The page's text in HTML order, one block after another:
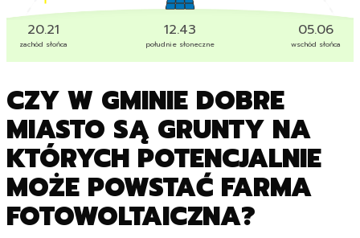
20.21
zachód słońca
12.43
południe słoneczne
05.06
wschód słońca
CZY W GMINIE DOBRE
MIASTO SĄ GRUNTY NA
KTÓRYCH POTENCJALNIE
MOŻE POWSTAĆ FARMA
FOTOWOLTAICZNA?